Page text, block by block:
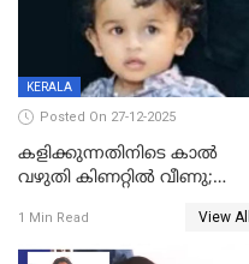
KERALA
Posted On 27-12-2025
കളിക്കുന്നതിനിടെ കാൽ
വഴുതി കിണറ്റിൽ വീണു;
ദാരുണാന്ത്യം
1 Min Read View All